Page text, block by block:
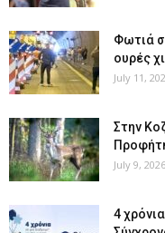
Φωτιά
ουρές
July 11,
Στην
July 9, 2026
4